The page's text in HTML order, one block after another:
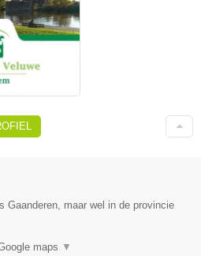
Gaanderen, maar wel in de provincie
maps ▼